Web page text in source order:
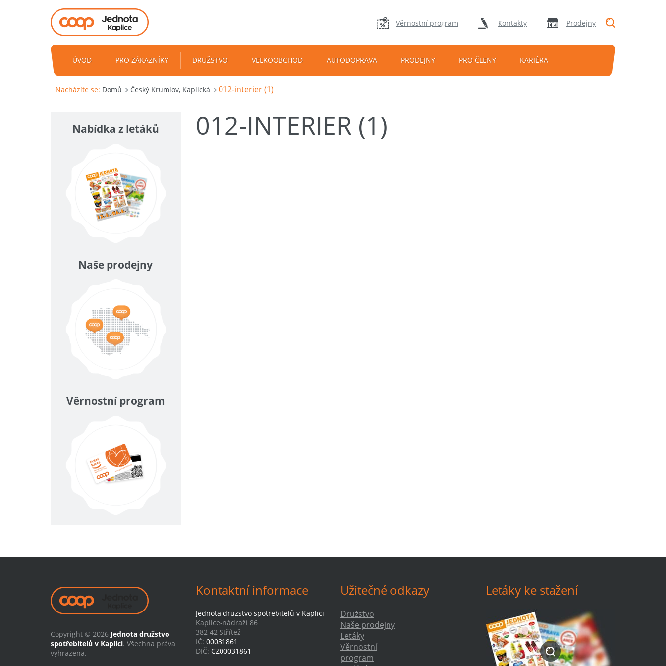
Věrnostní program Kontakty Prodejny
ÚVOD PRO ZÁKAZNÍKY DRUŽSTVO VELKOOBCHOD AUTODOPRAVA PRODEJNY PRO ČLENY KARIÉRA
Nacházíte se: Domů Český Krumlov, Kaplická 012-interier (1)
012-INTERIER (1)
Nabídka z letáků
Naše prodejny
Věrnostní program
Copyright © 2026 Jednota družstvo
spotřebitelů v Kaplici. Všechna práva
vyhrazena.
Kontaktní informace
Jednota družstvo spotřebitelů v Kaplici
Kaplice-nádraží 86
382 42 Střítež
IČ: 00031861
DIČ: CZ00031861
Užitečné odkazy
Družstvo
Naše prodejny
Letáky
Věrnostní
program
Letáky ke stažení